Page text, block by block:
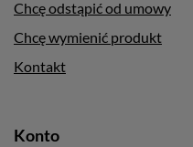
Chcę odstąpić od umowy
Chcę wymienić produkt
Kontakt
Konto